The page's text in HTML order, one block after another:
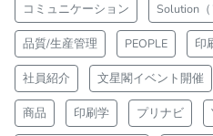
コミュニケーション Solution（
品質/生産管理 PEOPLE 印
社員紹介 文星閣イベント開催
商品 印刷学 プリナビ